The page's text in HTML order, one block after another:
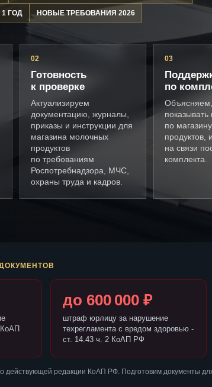
ГОД НОВЫЕ ТРЕБОВАНИЯ 2026
02
Готовность
к проверке
Актуализируем
документацию, журналы,
приказы и инструкции для
магазина молочных
продуктов
по требованиям
Роспотребнадзора, МЧС,
охраны труда и кадров.
03
по
Объясняем,
показывать
по
продуктов,
на связи
комплекта.
до 600 000 ₽
штраф юрлицу за нарушение
техрегламента с вредом здоровью -
ст. 14.43 ч. 2 КоАП РФ
действующей редакции КоАП РФ. Подготовим документы